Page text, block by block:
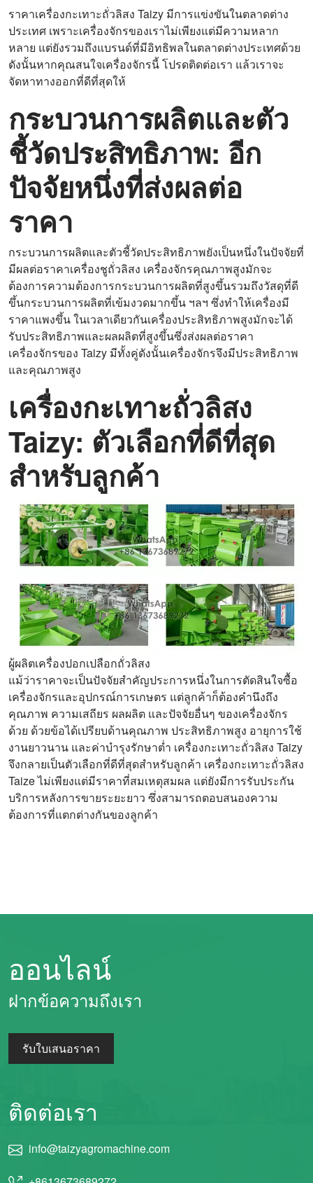
ราคาเครื่องกะเทาะถั่วลิสง Taizy มีการแข่งขันในตลาดต่าง
ประเทศ เพราะเครื่องจักรของเราไม่เพียงแต่มีความหลาก
หลาย แต่ยังรวมถึงแบรนด์ที่มีอิทธิพลในตลาดต่างประเทศด้วย
ดังนั้นหากคุณสนใจเครื่องจักรนี้ โปรดติดต่อเรา แล้วเราจะ
จัดหาทางออกที่ดีที่สุดให้
กระบวนการผลิตและตัว
ชี้วัดประสิทธิภาพ: อีก
ปัจจัยหนึ่งที่ส่งผลต่อ
ราคา
กระบวนการผลิตและตัวชี้วัดประสิทธิภาพยังเป็นหนึ่งในปัจจัยที่
มีผลต่อราคาเครื่องชูถั่วลิสง เครื่องจักรคุณภาพสูงมักจะ
ต้องการความต้องการกระบวนการผลิตที่สูงขึ้นรวมถึงวัสดุที่ดี
ขึ้นกระบวนการผลิตที่เข้มงวดมากขึ้น ฯลฯ ซึ่งทำให้เครื่องมี
ราคาแพงขึ้น ในเวลาเดียวกันเครื่องประสิทธิภาพสูงมักจะได้
รับประสิทธิภาพและผลผลิตที่สูงขึ้นซึ่งส่งผลต่อราคา
เครื่องจักรของ Taizy มีทั้งคู่ดังนั้นเครื่องจักรจึงมีประสิทธิภาพ
และคุณภาพสูง
เครื่องกะเทาะถั่วลิสง
Taizy: ตัวเลือกที่ดีที่สุด
สำหรับลูกค้า
ผู้ผลิตเครื่องปอกเปลือกถั่วลิสง
แม้ว่าราคาจะเป็นปัจจัยสำคัญประการหนึ่งในการตัดสินใจซื้อ
เครื่องจักรและอุปกรณ์การเกษตร แต่ลูกค้าก็ต้องคำนึงถึง
คุณภาพ ความเสถียร ผลผลิต และปัจจัยอื่นๆ ของเครื่องจักร
ด้วย ด้วยข้อได้เปรียบด้านคุณภาพ ประสิทธิภาพสูง อายุการใช้
งานยาวนาน และค่าบำรุงรักษาต่ำ เครื่องกะเทาะถั่วลิสง Taizy
จึงกลายเป็นตัวเลือกที่ดีที่สุดสำหรับลูกค้า เครื่องกะเทาะถั่วลิสง
Taize ไม่เพียงแต่มีราคาที่สมเหตุสมผล แต่ยังมีการรับประกัน
บริการหลังการขายระยะยาว ซึ่งสามารถตอบสนองความ
ต้องการที่แตกต่างกันของลูกค้า
ออนไลน์
ฝากข้อความถึงเรา
รับใบเสนอราคา
ติดต่อเรา
info@taizyagromachine.com